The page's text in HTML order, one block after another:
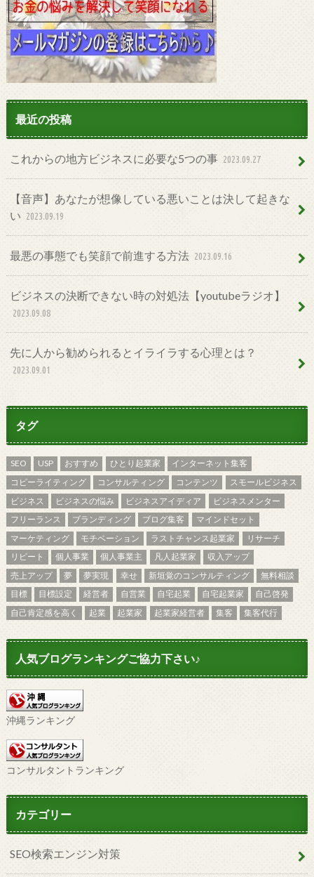
最近の投稿
これからの地方ビジネスに必要な5つの事 2023.09.27
【音声】あなたが想像している悪いことは決して起きな
い 2023.09.19
最悪の事態でも笑顔で前進する方法 2023.09.16
ビジネスの決断できない時の対処法【youtubeラジオ】
2023.09.08
先に人から勧められるとイライラする心理とは？
2023.09.01
タグ
SEO USP おすすめ ひとり起業家
インターネット集客
コピーライティング
コンサルティング コンテンツ
スモールビジネス
ビジネス
ビジネスの悩み ビジネスアイディア
ビジネスメンター
フリーランス
ブランディング ブログ集客
マインドセット
マーケティング
モチベーション ラストチャンス起業家
リサーチ
リピート
個人事業 個人事業主 凡人起業家
収入アップ
売上アップ
夢 夢実現 幸せ 新垣覚のコンサルティング
無料相談
目標
目標設定 経営者 自営業 自宅起業 自宅起業家
自己啓発
自己肯定感を高く
起業 起業家 起業家経営者 集客 集客代行
人気ブログランキングご協力下さい♪
沖縄ランキング
コンサルタントランキング
カテゴリー
SEO検索エンジン対策